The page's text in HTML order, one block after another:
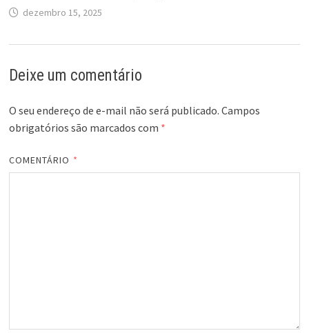
dezembro 15, 2025
Deixe um comentário
O seu endereço de e-mail não será publicado. Campos
obrigatórios são marcados com *
COMENTÁRIO *